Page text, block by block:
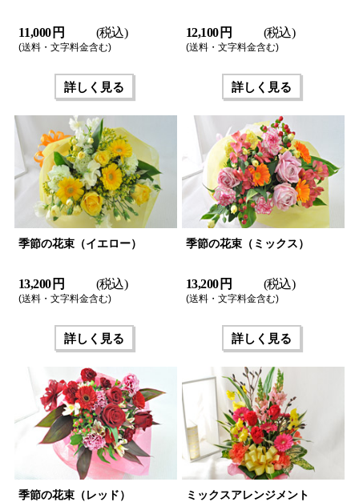
11,000 円 (税込)
(送料・文字料金含む)
詳しく見る
12,100 円 (税込)
(送料・文字料金含む)
詳しく見る
季節の花束（イエロー）
13,200 円 (税込)
(送料・文字料金含む)
詳しく見る
季節の花束（ミックス）
13,200 円 (税込)
(送料・文字料金含む)
詳しく見る
季節の花束（レッド） ミックスアレンジメント